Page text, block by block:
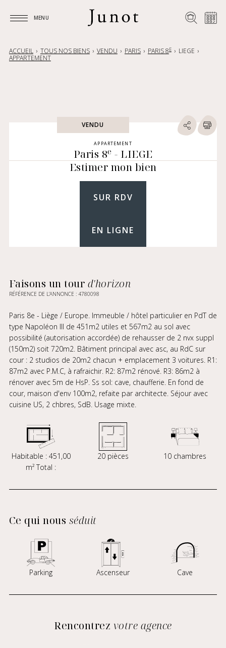
MENU
ACCUEIL TOUS NOS BIENS VENDU PARIS PARIS 8E
LIEGE
APPARTEMENT
VENDU
APPARTEMENT
Paris 8e - LIEGE
Estimer mon bien
SUR RDV
EN LIGNE
Faisons un tour d'horizon
RÉFÉRENCE DE L’ANNONCE : 4780098
Paris 8e - Liège / Europe. Immeuble / hôtel particulier en PdT de
type Napoléon III de 451m2 utiles et 567m2 au sol avec
possibilité (autorisation accordée) de rehausser de 2 nvx suppl
(150m2) soit 720m2. Bâtiment principal avec asc, au RdC sur
cour : 2 studios de 20m2 chacun + emplacement 3 voitures. R1:
87m2 avec P.M.C, à rafraichir. R2: 87m2 rénové. R3: 86m2 à
rénover avec 5m de HsP. Ss sol: cave, chaufferie. En fond de
cour, maison d'env 100m2, refaite par architecte. Séjour avec
cuisine US, 2 chbres, SdB. Usage mixte.
Habitable : 451,00
m² Total :
20 pièces 10 chambres
Ce qui nous séduit
Parking Ascenseur Cave
Rencontrez votre agence